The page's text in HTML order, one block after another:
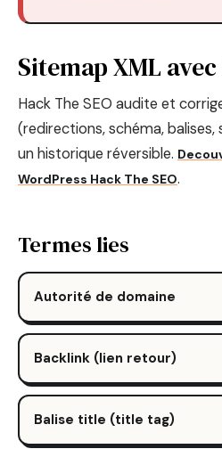
Sitemap XML
Hack The SEO audite et
(redirections, schéma, balises,
un historique réversible.
WordPress Hack The SEO.
Termes lies
Autorité de domaine
Backlink (lien retour)
Balise title (title tag)